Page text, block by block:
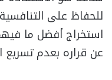
للحفاظ على
استخراج أفضل ما
عن قراره بعدم تسريع